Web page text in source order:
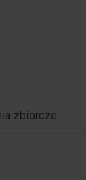
zbiorcze